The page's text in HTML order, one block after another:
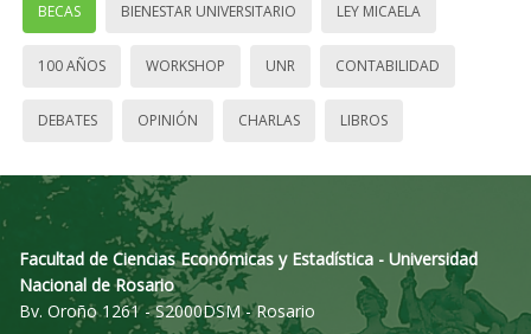
BECAS BIENESTAR UNIVERSITARIO LEY MICAELA
100 AÑOS WORKSHOP UNR CONTABILIDAD
DEBATES OPINIÓN CHARLAS LIBROS
Facultad de Ciencias Económicas y Estadística - Universidad
Nacional de Rosario
Bv. Oroño 1261 - S2000DSM - Rosario